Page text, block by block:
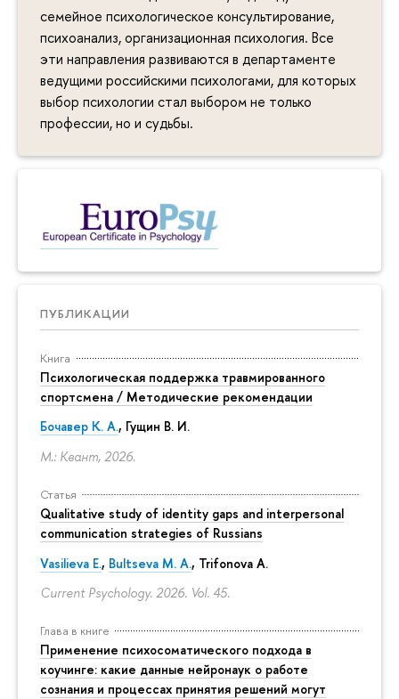
семейное психологическое консультирование,
психоанализ, организационная психология. Все
эти направления развиваются в департаменте
ведущими российскими психологами, для которых
выбор психологии стал выбором не только
профессии, но и судьбы.
ПУБЛИКАЦИИ
Книга
Психологическая поддержка травмированного
спортсмена / Методические рекомендации
Бочавер К. А., Гущин В. И.
М.: Квант, 2026.
Статья
Qualitative study of identity gaps and interpersonal
communication strategies of Russians
Vasilieva E., Bultseva M. A., Trifonova A.
Current Psychology. 2026. Vol. 45.
Глава в книге
Применение психосоматического подхода в
коучинге: какие данные нейронаук о работе
сознания и процессах принятия решений могут